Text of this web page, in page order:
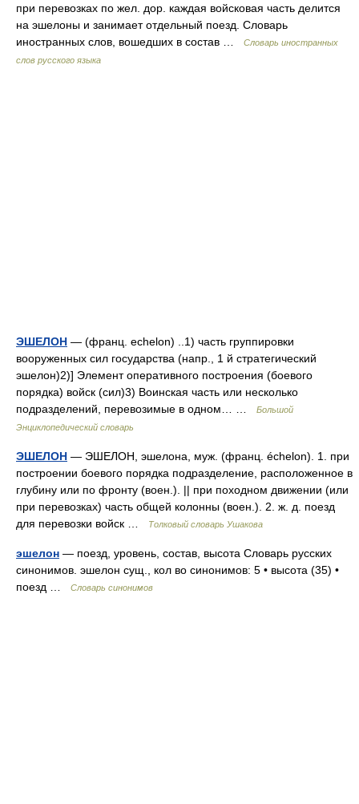
при перевозках по жел. дор. каждая войсковая часть делится
на эшелоны и занимает отдельный поезд. Словарь
иностранных слов, вошедших в состав …
Словарь иностранных
слов русского языка
ЭШЕЛОН — (франц. echelon) ..1) часть группировки
вооруженных сил государства (напр., 1 й стратегический
эшелон)2)] Элемент оперативного построения (боевого
порядка) войск (сил)3) Воинская часть или несколько
подразделений, перевозимые в одном… …
Большой
Энциклопедический словарь
ЭШЕЛОН — ЭШЕЛОН, эшелона, муж. (франц. échelon). 1. при
построении боевого порядка подразделение, расположенное в
глубину или по фронту (воен.). || при походном движении (или
при перевозках) часть общей колонны (воен.). 2. ж. д. поезд
для перевозки войск …
Толковый словарь Ушакова
эшелон — поезд, уровень, состав, высота Словарь русских
синонимов. эшелон сущ., кол во синонимов: 5 • высота (35) •
поезд …
Словарь синонимов